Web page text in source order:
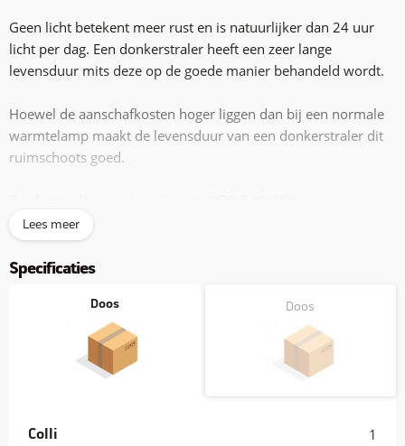
Geen licht betekent meer rust en is natuurlijker dan 24 uur
licht per dag. Een donkerstraler heeft een zeer lange
levensduur mits deze op de goede manier behandeld wordt.
Hoewel de aanschafkosten hoger liggen dan bij een normale
warmtelamp maakt de levensduur van een donkerstraler dit
ruimschoots goed.
60 Watt
150 Watt
Noodzakelijk is om een keramische fitting te gebruiken want
een kunststof fitting zal smelten. Een donkerstraler wordt zeer
heet en huidcontact kan leiden tot verbrandingen.
1. keramische fitting >>> zie art. C1
Lees meer
Specificaties
Doos Doos
Colli 1